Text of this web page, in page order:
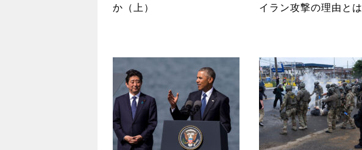
か（上）
イラン攻撃の理由とは